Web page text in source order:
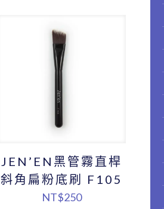
JEN’EN黑管霧直桿
斜角扁粉底刷 F105
NT$250